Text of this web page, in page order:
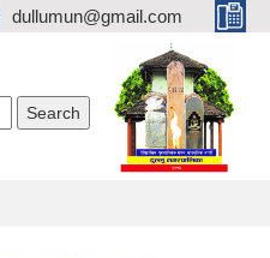
dullumun@gmail.com